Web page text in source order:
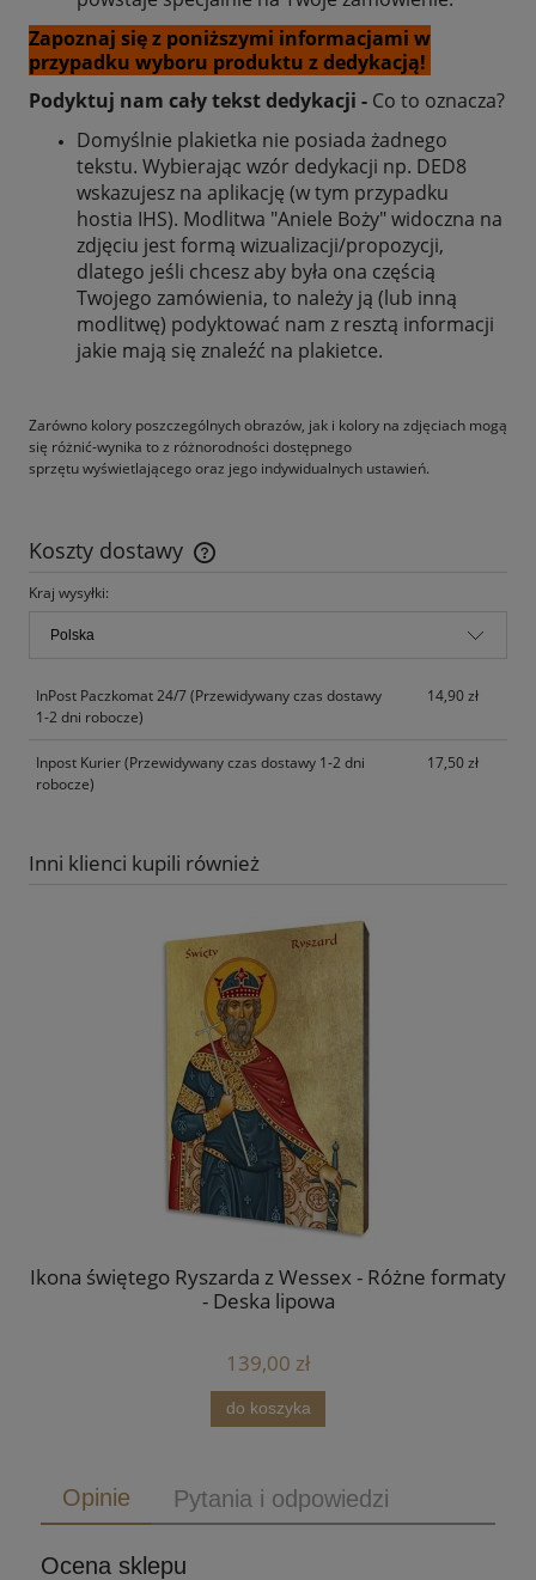
Zapoznaj się z poniższymi informacjami w
przypadku wyboru produktu z dedykacją!
Podyktuj nam cały tekst dedykacji - Co to oznacza?
Domyślnie plakietka nie posiada żadnego
tekstu. Wybierając wzór dedykacji np. DED8
wskazujesz na aplikację (w tym przypadku
hostia IHS). Modlitwa "Aniele Boży" widoczna na
zdjęciu jest formą wizualizacji/propozycji,
dlatego jeśli chcesz aby była ona częścią
Twojego zamówienia, to należy ją (lub inną
modlitwę) podyktować nam z resztą informacji
jakie mają się znaleźć na plakietce.
Zarówno kolory poszczególnych obrazów, jak i kolory na zdjęciach mogą
się różnić-wynika to z różnorodności dostępnego
sprzętu wyświetlającego oraz jego indywidualnych ustawień.
Koszty dostawy
Cena nie zawiera ewentualnych kosztów płatności
Kraj wysyłki:
InPost Paczkomat 24/7(Przewidywany czas dostawy
1-2 dni robocze)
14,90 zł
Inpost Kurier(Przewidywany czas dostawy 1-2 dni
robocze)
17,50 zł
Inni klienci kupili również
Ikona świętego Ryszarda z Wessex - Różne formaty
- Deska lipowa
139,00 zł
do koszyka
Opinie Pytania i odpowiedzi
Ocena sklepu